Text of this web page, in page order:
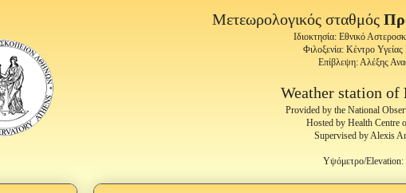
Μετεωρολογικός σταθμός
Ιδιοκτησία: Εθνικό
Φιλοξενία: Κέντρο
Επίβλεψη: Αλέξης
Weather station of
Provided by the National
Hosted by Health Centre
Supervised by Alexis
Υψόμετρο/Elevation: